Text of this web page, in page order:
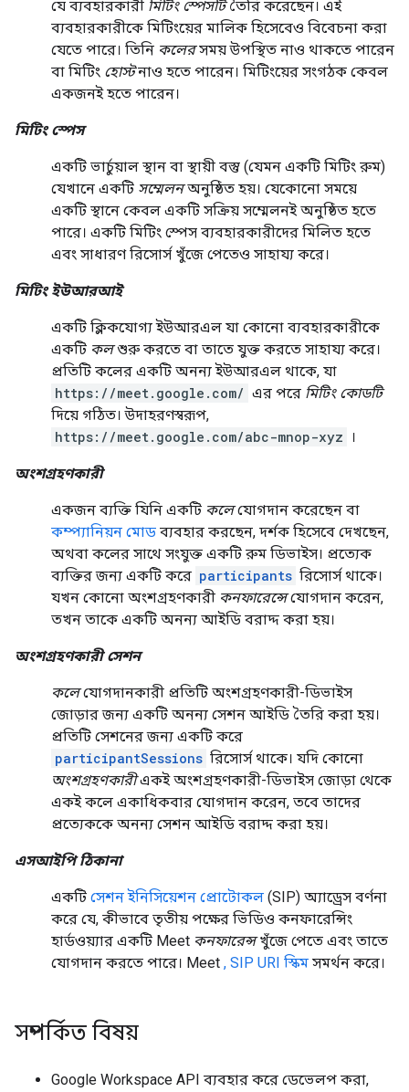
যে ব্যবহারকারী মিটিং স্পেসটিতৈরি করেছেন। এই
ব্যবহারকারীকে মিটিংয়ের মালিক হিসেবেও বিবেচনা করা
যেতে পারে। তিনি কলেরসময় উপস্থিত নাও থাকতে পারেন
বা মিটিং হোস্টনাও হতে পারেন। মিটিংয়ের সংগঠক কেবল
একজনই হতে পারেন।
মিটিং স্পেস
একটি ভার্চুয়াল স্থান বা স্থায়ী বস্তু (যেমন একটি মিটিং রুম)
যেখানে একটি সম্মেলনঅনুষ্ঠিত হয়। যেকোনো সময়ে
একটি স্থানে কেবল একটি সক্রিয় সম্মেলনই অনুষ্ঠিত হতে
পারে। একটি মিটিং স্পেস ব্যবহারকারীদের মিলিত হতে
এবং সাধারণ রিসোর্স খুঁজে পেতেও সাহায্য করে।
মিটিং ইউআরআই
একটি ক্লিকযোগ্য ইউআরএল যা কোনো ব্যবহারকারীকে
একটি কলশুরু করতে বা তাতে যুক্ত করতে সাহায্য করে।
প্রতিটি কলের একটি অনন্য ইউআরএল থাকে, যা
https://meet.google.com/ এর পরে মিটিং কোডটি
দিয়ে গঠিত। উদাহরণস্বরূপ,
https://meet.google.com/abc-mnop-xyz
।
অংশগ্রহণকারী
একজন ব্যক্তি যিনি একটি কলেযোগদান করেছেন বা
কম্প্যানিয়ন মোড ব্যবহার করছেন, দর্শক হিসেবে দেখছেন,
অথবা কলের সাথে সংযুক্ত একটি রুম ডিভাইস। প্রত্যেক
ব্যক্তির জন্য একটি করে participants রিসোর্স থাকে।
যখন কোনো অংশগ্রহণকারী কনফারেন্সেযোগদান করেন,
তখন তাকে একটি অনন্য আইডি বরাদ্দ করা হয়।
অংশগ্রহণকারী সেশন
কলেযোগদানকারী প্রতিটি অংশগ্রহণকারী-ডিভাইস
জোড়ার জন্য একটি অনন্য সেশন আইডি তৈরি করা হয়।
প্রতিটি সেশনের জন্য একটি করে
participantSessions রিসোর্স থাকে। যদি কোনো
অংশগ্রহণকারীএকই অংশগ্রহণকারী-ডিভাইস জোড়া থেকে
একই কলে একাধিকবার যোগদান করেন, তবে তাদের
প্রত্যেককে অনন্য সেশন আইডি বরাদ্দ করা হয়।
এসআইপি ঠিকানা
একটি সেশন ইনিসিয়েশন প্রোটোকল (SIP) অ্যাড্রেস বর্ণনা
করে যে, কীভাবে তৃতীয় পক্ষের ভিডিও কনফারেন্সিং
হার্ডওয়্যার একটি Meet কনফারেন্সখুঁজে পেতে এবং তাতে
যোগদান করতে পারে। Meet , SIP URI স্কিম সমর্থন করে।
সম্পর্কিত বিষয়
Google Workspace API ব্যবহার করে ডেভেলপ করা,